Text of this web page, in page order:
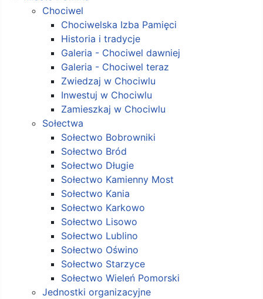
Chociwel
Chociwelska Izba Pamięci
Historia i tradycje
Galeria - Chociwel dawniej
Galeria - Chociwel teraz
Zwiedzaj w Chociwlu
Inwestuj w Chociwlu
Zamieszkaj w Chociwlu
Sołectwa
Sołectwo Bobrowniki
Sołectwo Bród
Sołectwo Długie
Sołectwo Kamienny Most
Sołectwo Kania
Sołectwo Karkowo
Sołectwo Lisowo
Sołectwo Lublino
Sołectwo Oświno
Sołectwo Starzyce
Sołectwo Wieleń Pomorski
Jednostki organizacyjne